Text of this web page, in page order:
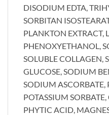
DISODIUM EDTA,
SORBITAN
PLANKTON EXTRACT,
PHENOXYETHANOL,
SOLUBLE COLLAGEN,
GLUCOSE, SODIUM
SODIUM ASCORBATE,
POTASSIUM
PHYTIC ACID,